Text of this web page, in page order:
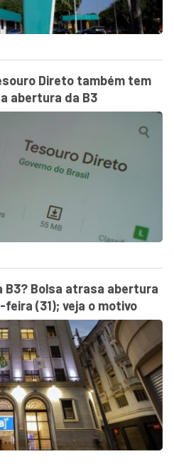
Direto também tem
abertura da B3
B3? Bolsa atrasa abertura
(31); veja o motivo